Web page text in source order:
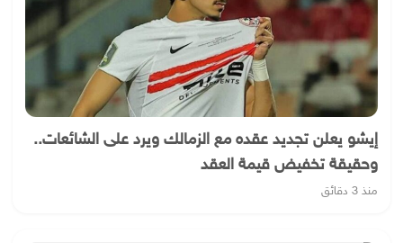
إيشو يعلن تجديد عقده مع الزمالك ويرد على الشائعات..
وحقيقة تخفيض قيمة العقد
منذ 3 دقائق